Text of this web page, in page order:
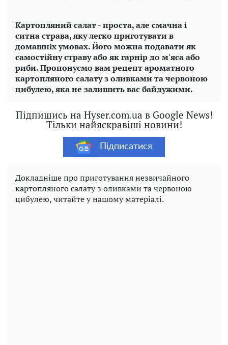
Картопляний салат - проста, але смачна і
ситна страва, яку легко приготувати в
домашніх умовах. Його можна подавати як
самостійну страву або як гарнір до м'яса або
риби. Пропонуємо вам рецепт ароматного
картопляного салату з оливками та червоною
цибулею, яка не залишить вас байдужими.
Підпишись на Hyser.com.ua в Google News!
Тільки найяскравіші новини!
Підписатися
Докладніше про приготування незвичайного
картопляного салату з оливками та червоною
цибулею, читайте у нашому матеріалі.